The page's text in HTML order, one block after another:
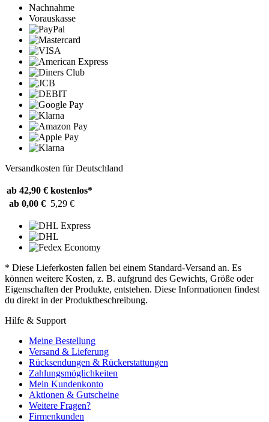
Nachnahme
Vorauskasse
Versandkosten für Deutschland
ab 42,90 € kostenlos*
ab 0,00 € 5,29 €
* Diese Lieferkosten fallen bei einem Standard-Versand an. Es
können weitere Kosten, z. B. aufgrund des Gewichts, Größe oder
Eigenschaften der Produkte, entstehen. Diese Informationen findest
du direkt in der Produktbeschreibung.
Hilfe & Support
Meine Bestellung
Versand & Lieferung
Rücksendungen & Rückerstattungen
Zahlungsmöglichkeiten
Mein Kundenkonto
Aktionen & Gutscheine
Weitere Fragen?
Firmenkunden